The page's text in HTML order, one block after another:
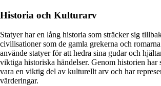
Historia och Kulturarv
Statyer har en lång historia som sträcker sig
civilisationer som de gamla grekerna och
använde statyer för att hedra sina gudar och
viktiga historiska händelser. Genom historien har
vara en viktig del av kulturellt arv och har
värderingar.